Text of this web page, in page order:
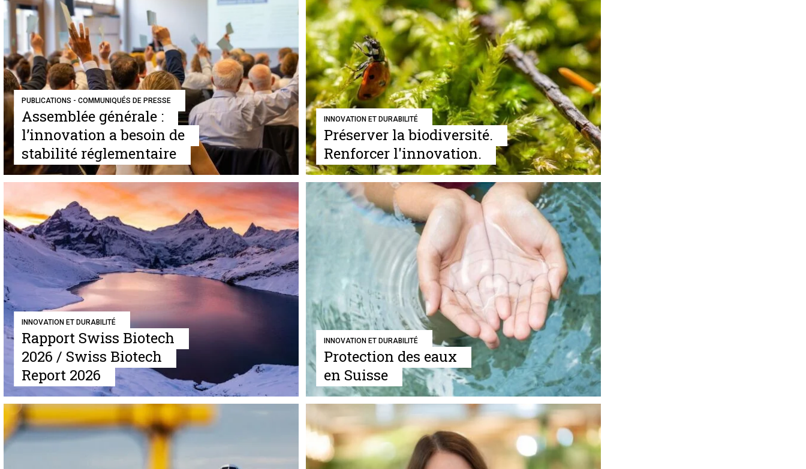
PUBLICATIONS - COMMUNIQUÉS DE PRESSE
Assemblée générale :
l’innovation a besoin de
stabilité réglementaire
INNOVATION ET DURABILITÉ
Préserver la biodiversité.
Renforcer l'innovation.
INNOVATION ET DURABILITÉ
Rapport Swiss Biotech
2026 / Swiss Biotech
Report 2026
INNOVATION ET DURABILITÉ
Protection des eaux
en Suisse